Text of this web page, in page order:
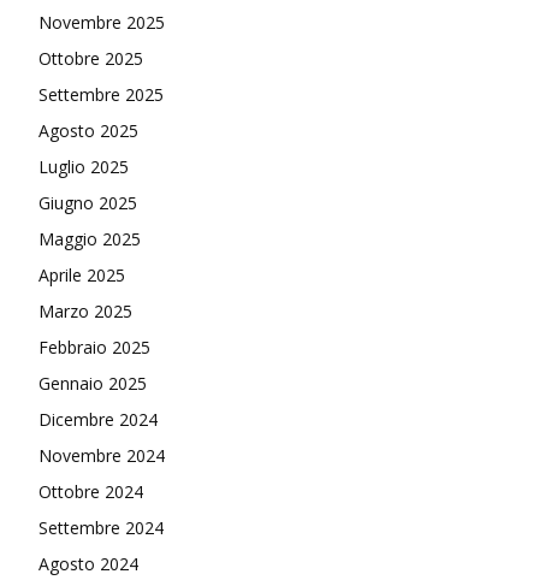
Novembre 2025
Ottobre 2025
Settembre 2025
Agosto 2025
Luglio 2025
Giugno 2025
Maggio 2025
Aprile 2025
Marzo 2025
Febbraio 2025
Gennaio 2025
Dicembre 2024
Novembre 2024
Ottobre 2024
Settembre 2024
Agosto 2024